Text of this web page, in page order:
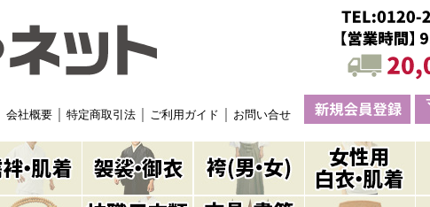
会社概要 特定商取引法 ご利用ガイド お問い合せ